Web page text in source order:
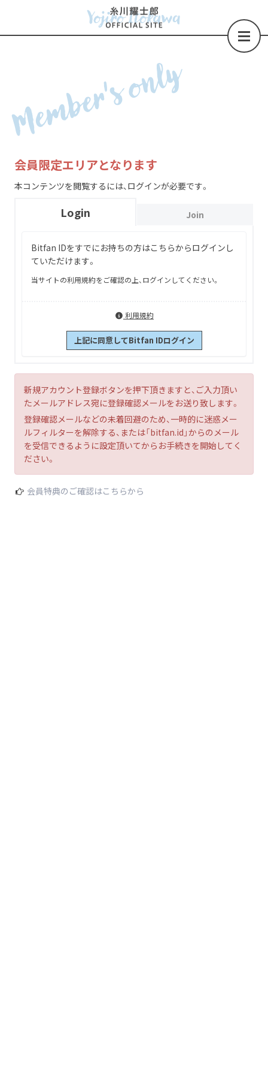
Member's only
会員限定エリアとなります
本コンテンツを閲覧するには、ログインが必要です。
Login Join
Bitfan IDをすでにお持ちの方はこちらからログインし
ていただけます。
当サイトの利用規約をご確認の上、ログインしてください。
利用規約
上記に同意してBitfan IDログイン
新規アカウント登録ボタンを押下頂きますと、ご入力頂い
たメールアドレス宛に登録確認メールをお送り致します。
登録確認メールなどの未着回避のため、一時的に迷惑メー
ルフィルターを解除する、または「bitfan.id」からのメール
を受信できるように設定頂いてからお手続きを開始してく
ださい。
会員特典のご確認はこちらから